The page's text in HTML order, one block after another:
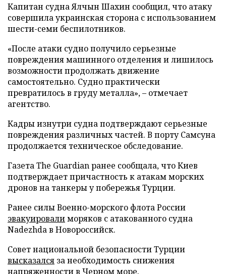
Капитан судна Ялчын Шахин сообщил, что атаку
совершила украинская сторона с использованием
шести-семи беспилотников.
«После атаки судно получило серьезные
повреждения машинного отделения и лишилось
возможности продолжать движение
самостоятельно. Судно практически
превратилось в груду металла», – отмечает
агентство.
Кадры изнутри судна подтверждают серьезные
повреждения различных частей. В порту Самсуна
продолжается техническое обследование.
Газета The Guardian ранее сообщала, что Киев
подтверждает причастность к атакам морских
дронов на танкеры у побережья Турции.
Ранее силы Военно-морского флота России
эвакуировалиморяков с атакованного судна
Nadezhda в Новороссийск.
Совет национальной безопасности Турции
высказался за необходимость снижения
напряженности в Черном море.